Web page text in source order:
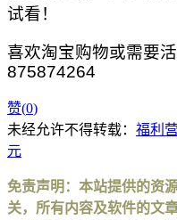
试看！
喜欢淘宝购物或需要
875874264
赞(0)
未经允许不得转载： 福利营
元
免责声明：本站提供的资
关，所有内容及软件的文